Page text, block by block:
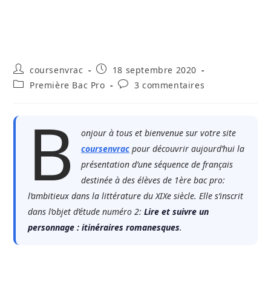
Auteur/autrice
de
la
coursenvrac
Publication
publiée :
18 septembre 2020
PostPremière Bac Pro
Commentaires
3 commentaires
B
onjour à tous et bienvenue sur votre site
coursenvrac pour découvrir aujourd’hui la
présentation d’une séquence de français
destinée à des élèves de 1ère bac pro:
l’ambitieux dans la littérature du XIXe siècle. Elle s’inscrit
dans l’objet d’étude numéro 2:Lire et suivre un
personnage : itinéraires romanesques.